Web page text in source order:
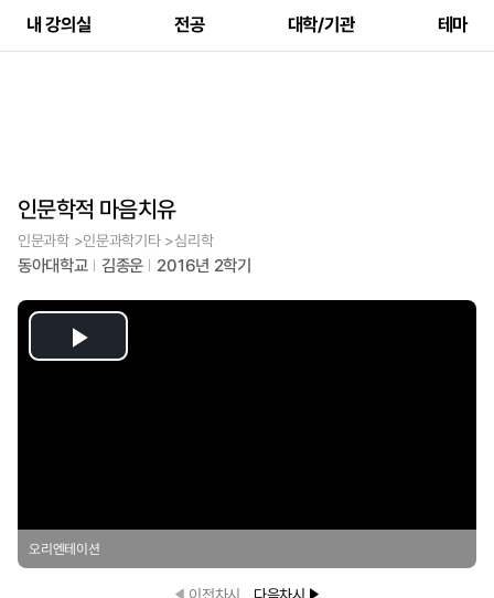
내 강의실 전공 대학/기관 테마
인문학적 마음치유
인문과학 >인문과학기타 >심리학
동아대학교 김종운 2016년 2학기
Play
오리엔테이션